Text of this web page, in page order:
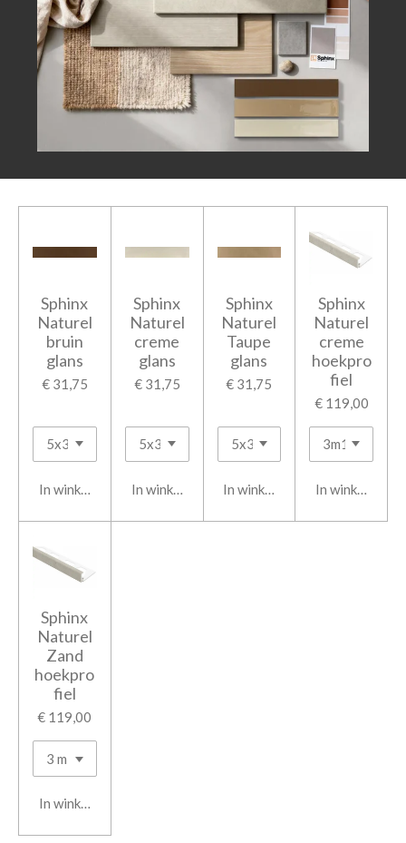
Sphinx
Naturel
bruin
glans
€ 31,75
In winkelwagen
Sphinx
Naturel
creme
glans
€ 31,75
In winkelwagen
Sphinx
Naturel
Taupe
glans
€ 31,75
In winkelwagen
Sphinx
Naturel
creme
hoekpro
fiel
€ 119,00
In
Sphinx
Naturel
Zand
hoekpro
fiel
€ 119,00
In winkelwagen